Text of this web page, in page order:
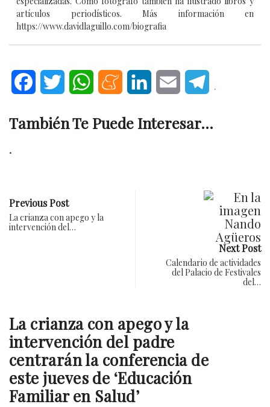
artículos periodísticos. Más información en
https://www.davidlaguillo.com/biografia
FacebookTwitter WhatsAppMeneameLinkedInEmail .
También Te Puede Interesar...
.
Previous Post
La crianza con apego y la
intervención del…
Next Post
Calendario de actividades
del Palacio de Festivales
del…
La crianza con apego y la
intervención del padre
centrarán la conferencia de
este jueves de ‘Educación
Familiar en Salud’